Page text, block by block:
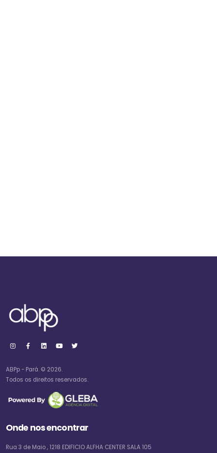
ABPp - Pará. © 2026.
Todos os direitos reservados.
Onde nos encontrar
Rua 3 de Maio , 1218 EDIFICIO ALFHA CENTER SALA 105